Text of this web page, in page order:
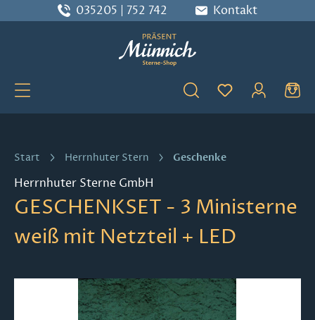
Zum Hauptinhalt springen
035205 | 752 742 Kontakt
Du hast 0
Start Herrnhuter Stern Geschenke
Herrnhuter Sterne GmbH
GESCHENKSET - 3 Ministerne
weiß mit Netzteil + LED
Bildergalerie überspringen